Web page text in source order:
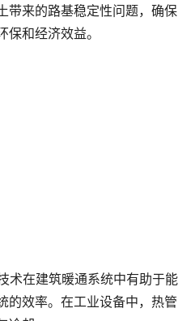
带来的路基稳定性问题，确保
和经济效益。
术在建筑暖通系统中有助于能
的效率。在工业设备中，热管